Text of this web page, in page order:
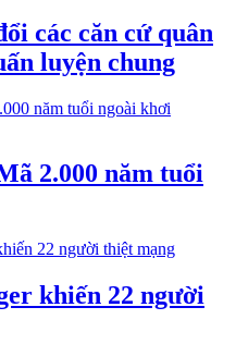
các căn cứ quân
luyện chung
2.000 năm tuổi
khiến 22 người